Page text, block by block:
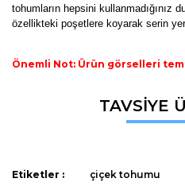
tohumların hepsini kullanmadığınız
özellikteki poşetlere koyarak serin
Önemli Not: Ürün görselleri
Bu ürüne ilk
Yorum
Bu ürünün fiyat bilgisi, resim,
konularda yetersizTAVSİYE
Etiketler :
çiçek tohumu